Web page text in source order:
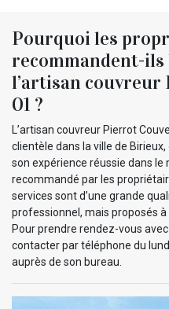
Pourquoi les
recommandent-ils
l’artisan
01 ?
L’artisan couvreur Pierrot
clientèle dans la ville de
son expérience réussie dans le
recommandé par les
services sont d’une grande
professionnel, mais proposés
Pour prendre rendez-vous
contacter par téléphone du
auprès de son bureau.